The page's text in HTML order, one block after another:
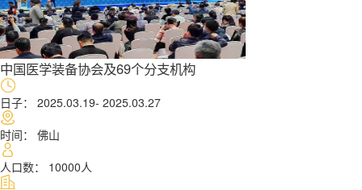
中国医学装备协会及69个分支机构
日子： 2025.03.19- 2025.03.27
时间： 佛山
人口数： 10000人